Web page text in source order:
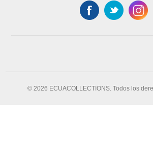
© 2026 ECUACOLLECTIONS. Todos los